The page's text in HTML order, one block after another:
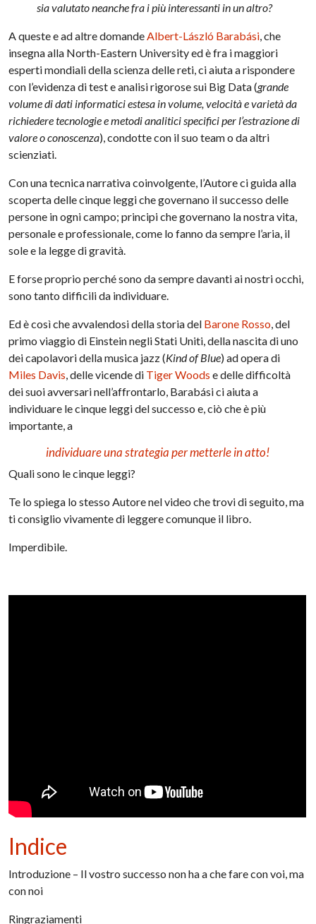
sia valutato neanche fra i più interessanti in un altro?
A queste e ad altre domandeAlbert-László Barabási, che
insegna alla North-Eastern University ed è fra i maggiori
esperti mondiali della scienza delle reti, ci aiuta a rispondere
con l’evidenza di test e analisi rigorose sui Big Data (grande
volume di dati informatici estesa in volume, velocità e varietà da
richiedere tecnologie e metodi analitici specifici per l’estrazione di
valore o conoscenza), condotte con il suo team o da altri
scienziati.
Con una tecnica narrativa coinvolgente, l’Autore ci guida alla
scoperta delle cinque leggi che governano il successo delle
persone in ogni campo; principi che governano la nostra vita,
personale e professionale, come lo fanno da sempre l’aria, il
sole e la legge di gravità.
E forse proprio perché sono da sempre davanti ai nostri occhi,
sono tanto difficili da individuare.
Ed è così che avvalendosi della storia del Barone Rosso, del
primo viaggio di Einstein negli Stati Uniti, della nascita di uno
dei capolavori della musica jazz (Kind of Blue) ad opera di
Miles Davis, delle vicende di Tiger Woods e delle difficoltà
dei suoi avversari nell’affrontarlo, Barabási ci aiuta a
individuare le cinque leggi del successo e, ciò che è più
importante, a
individuare una strategia per metterle in atto!
Quali sono le cinque leggi?
Te lo spiega lo stesso Autore nel video che trovi di seguito, ma
ti consiglio vivamente di leggere comunque il libro.
Imperdibile.
Indice
Introduzione – Il vostro successo non ha a che fare con voi, ma
con noi
Ringraziamenti